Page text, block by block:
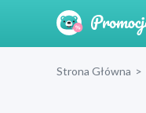
Strona Główna >